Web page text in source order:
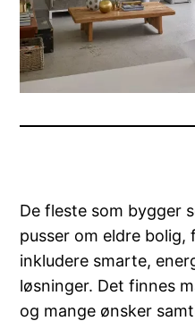
De fleste som bygger
pusser om eldre bolig,
inkludere smarte,
løsninger. Det finnes
og mange ønsker